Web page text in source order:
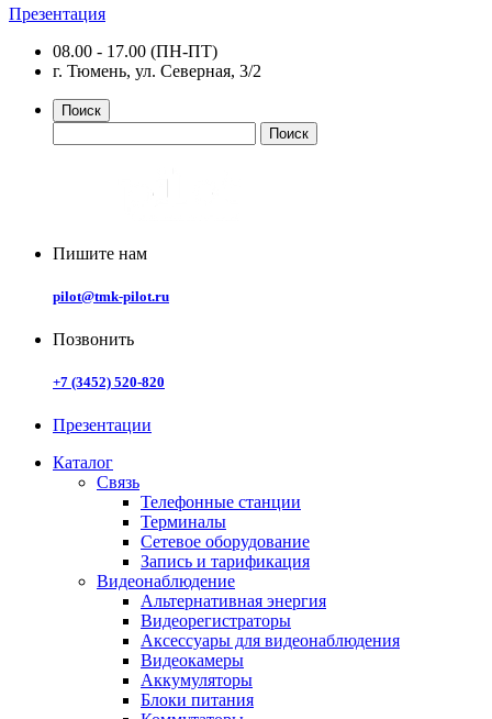
Презентация
08.00 - 17.00 (ПН-ПТ)
г. Тюмень, ул. Северная, 3/2
Поиск
Пишите нам
pilot@tmk-pilot.ru
Позвонить
+7 (3452) 520-820
Презентации
Каталог
Связь
Телефонные станции
Терминалы
Сетевое оборудование
Запись и тарификация
Видеонаблюдение
Альтернативная энергия
Видеорегистраторы
Аксессуары для видеонаблюдения
Видеокамеры
Аккумуляторы
Блоки питания